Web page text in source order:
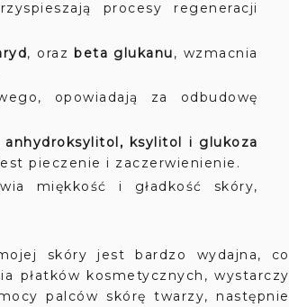
procesy regeneracji
, orazbeta glukanu, wzmacnia
opowiadają za odbudowę
anhydroksylitol, ksylitol i glukoza
pieczenie i zaczerwienienie.
miękkość i gładkość skóry,
skóry jest bardzo wydajna, co
płatków kosmetycznych, wystarczy
palców skórę twarzy, następnie